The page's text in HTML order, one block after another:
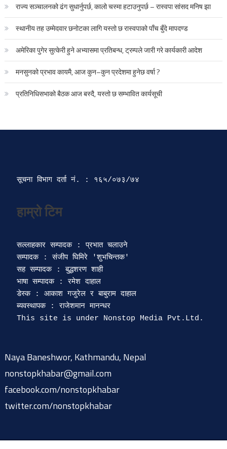
राज्य सञ्चालनको ढंग सुधार्नुपर्छ, कालो चस्मा हटाउनुपर्छ – रास्वपा सांसद मनिष झा
स्थानीय तह उम्मेदवार छनोटका लागि यस्तो छ रास्वपाको पाँच बुँदे मापदण्ड
अमेरिका पुगेर सुत्केरी हुने अभ्यासमा प्रतिबन्ध, ट्रम्पले जारी गरे कार्यकारी आदेश
मनसुनको प्रभाव कायमै, आज कुन–कुन प्रदेशमा हुनेछ वर्षा ?
प्रतिनिधिसभाको बैठक आज बस्दै, यस्तो छ सम्भावित कार्यसूची
सूचना विभाग दर्ता‍ नं. : १६५/०७३/७४
हाम्रो टिम
सल्लाहकार सम्पादक : प्रभात चलाउने
सम्पादक : संजीप घिमिरे 'शुभचिन्तक'
सह सम्पादक : बुद्धशरण शाही
भाषा सम्पादक : रमेश दाहाल
डेस्क : आकाश गजुरेल र बाबुराम दाहाल
ब्यवस्थापक : राजेशमान मानन्धर
Naya Baneshwor, Kathmandu, Nepal
nonstopkhabar@gmail.com
facebook.com/nonstopkhabar
twitter.com/nonstopkhabar